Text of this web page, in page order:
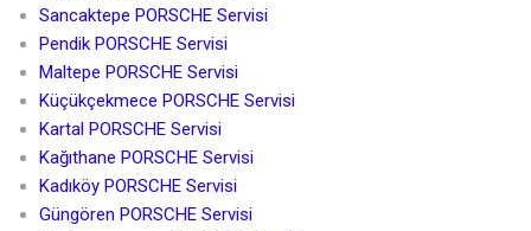
Sancaktepe PORSCHE Servisi
Pendik PORSCHE Servisi
Maltepe PORSCHE Servisi
Küçükçekmece PORSCHE Servisi
Kartal PORSCHE Servisi
Kağıthane PORSCHE Servisi
Kadıköy PORSCHE Servisi
Güngören PORSCHE Servisi